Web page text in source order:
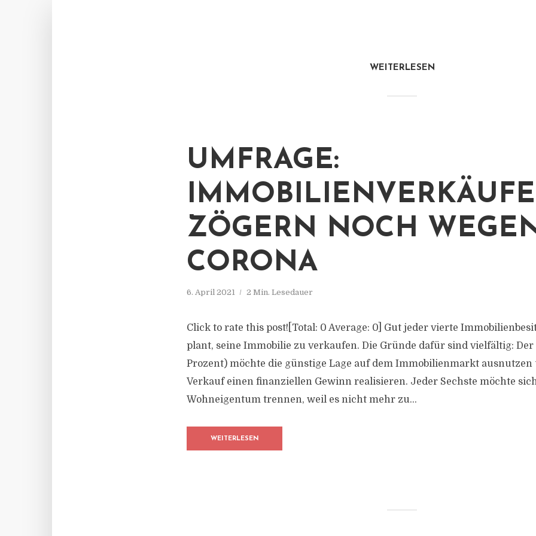
WEITERLESEN
UMFRAGE:
ZÖGERN NOCH
CORONA
6. April 2021 2 Min. Lesedauer
Click to rate this post![Total: 0 Average: 0] Gut jeder vierte
plant, seine Immobilie zu verkaufen. Die Gründe dafür sind vielfältig:
Prozent) möchte die günstige Lage auf dem Immobilienmarkt
Verkauf einen finanziellen Gewinn realisieren. Jeder Sechste möchte
Wohneigentum trennen, weil es nicht mehr zu...
WEITERLESEN